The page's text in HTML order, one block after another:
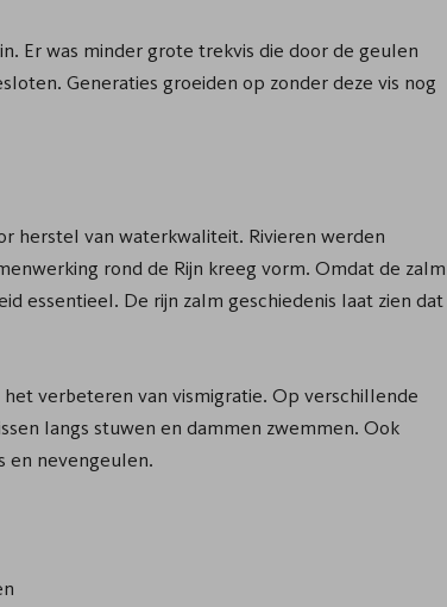
Er was minder grote trekvis die door de geulen
Generaties groeiden op zonder deze vis nog
herstel van waterkwaliteit. Rivieren werden
rond de Rijn kreeg vorm. Omdat de zalm
essentieel. De rijn zalm geschiedenis laat zien dat
verbeteren van vismigratie. Op verschillende
langs stuwen en dammen zwemmen. Ook
en nevengeulen.